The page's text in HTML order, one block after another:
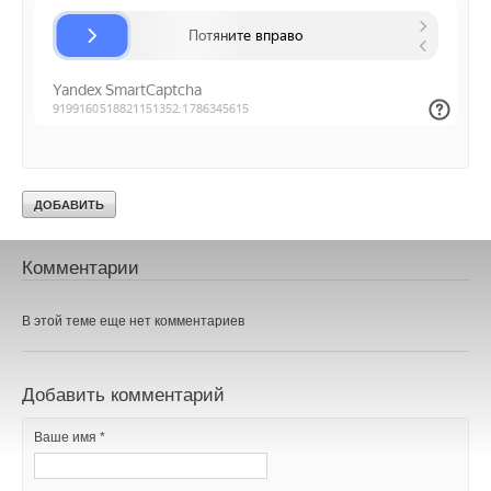
→
Grundfos Product Center переходит на новый
улучшенный интерфейс
НОВОСТИ СОК 10 ФЕВРАЛЯ 2022
НОВОСТИ СОК 21 ЯНВАРЯ 2022
Комментарии
В этой теме еще нет комментариев
Добавить комментарий
Ваше имя *